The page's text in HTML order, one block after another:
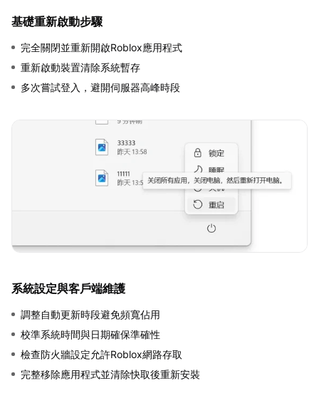
基礎重新啟動步驟
完全關閉並重新開啟Roblox應用程式
重新啟動裝置清除系統暫存
多次嘗試登入，避開伺服器高峰時段
系統設定與客戶端維護
調整自動更新時段避免頻寬佔用
校準系統時間與日期確保準確性
檢查防火牆設定允許Roblox網路存取
完整移除應用程式並清除快取後重新安裝